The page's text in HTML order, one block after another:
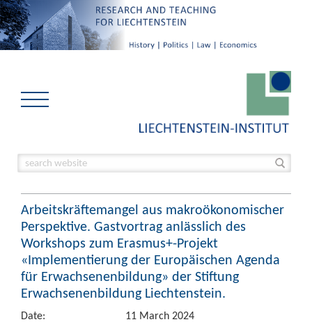
Arbeitskräftemangel aus makroökonomischer
Perspektive. Gastvortrag anlässlich des
Workshops zum Erasmus+-Projekt
«Implementierung der Europäischen Agenda
für Erwachsenenbildung» der Stiftung
Erwachsenenbildung Liechtenstein.
Date:
11 March 2024